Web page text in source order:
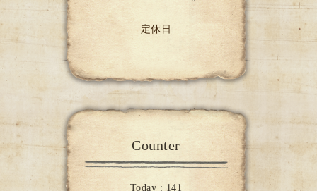
定休日
Counter
Today : 141